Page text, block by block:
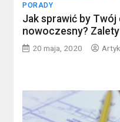
PORADY
Jak sprawić by Twój
nowoczesny?
20 maja, 2020